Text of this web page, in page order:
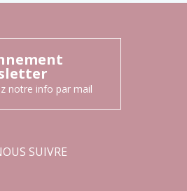
notre info par mail
SUIVRE